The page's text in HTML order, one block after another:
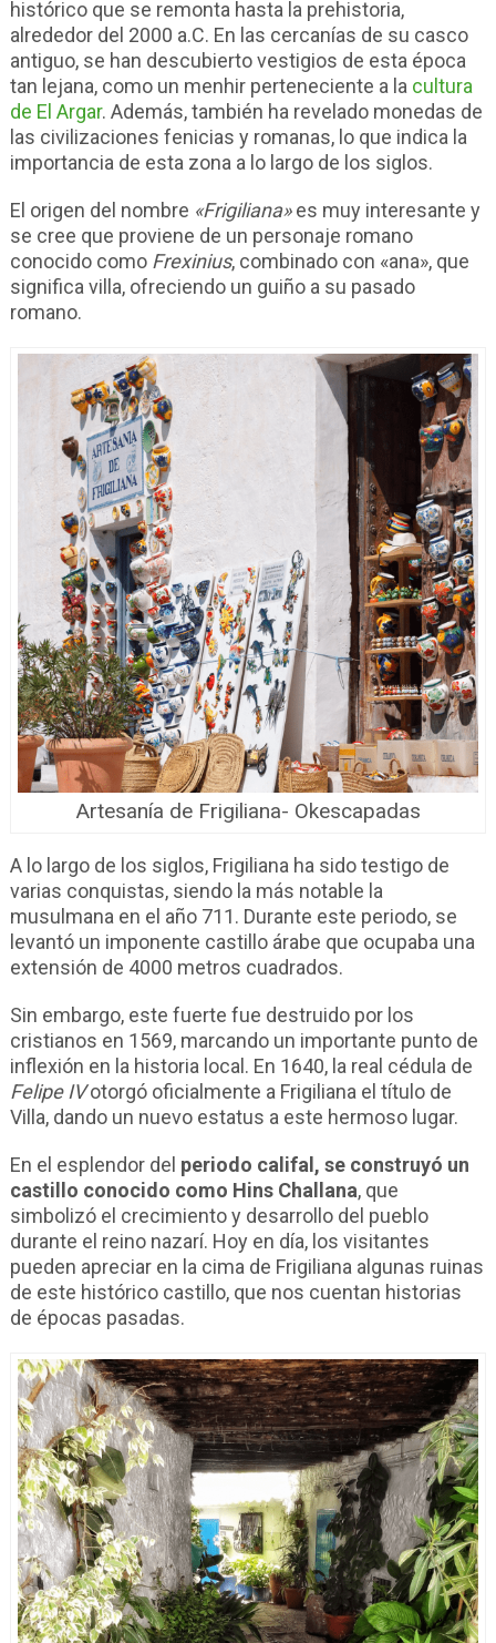
histórico que se remonta hasta la prehistoria,
alrededor del 2000 a.C. En las cercanías de su casco
antiguo, se han descubierto vestigios de esta época
tan lejana, como un menhir perteneciente a la cultura
de El Argar. Además, también ha revelado monedas de
las civilizaciones fenicias y romanas, lo que indica la
importancia de esta zona a lo largo de los siglos.
El origen del nombre «Frigiliana»es muy interesante y
se cree que proviene de un personaje romano
conocido como Frexinius, combinado con «ana», que
significa villa, ofreciendo un guiño a su pasado
romano.
Artesanía de Frigiliana- Okescapadas
A lo largo de los siglos, Frigiliana ha sido testigo de
varias conquistas, siendo la más notable la
musulmana en el año 711. Durante este periodo, se
levantó un imponente castillo árabe que ocupaba una
extensión de 4000 metros cuadrados.
Sin embargo, este fuerte fue destruido por los
cristianos en 1569, marcando un importante punto de
inflexión en la historia local. En 1640, la real cédula de
Felipe IVotorgó oficialmente a Frigiliana el título de
Villa, dando un nuevo estatus a este hermoso lugar.
En el esplendor del periodo califal, se construyó un
castillo conocido como Hins Challana, que
simbolizó el crecimiento y desarrollo del pueblo
durante el reino nazarí. Hoy en día, los visitantes
pueden apreciar en la cima de Frigiliana algunas ruinas
de este histórico castillo, que nos cuentan historias
de épocas pasadas.